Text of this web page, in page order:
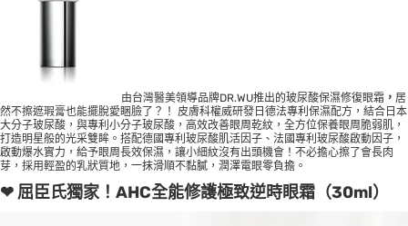
由台灣醫美領導品牌DR.WU推出的玻尿酸保濕修復眼霜 ， 居
然不擦遮瑕膏也能擺脫愛睏臉了？！ 皮膚科權威研發日德法專利保濕配方，結合日本
大分子玻尿酸，與專利小分子玻尿酸，高效改善眼周乾紋，全方位保養眼周脆弱肌，
打造明星般的光采雙眸。搭配德國專利玻尿酸肌活因子、法國專利玻尿酸啟動因子，
啟動爆水實力，給予眼周長效保濕，讓小細紋沒有出頭機會！不必擔心擦了會長肉
芽，採用輕盈的乳狀質地，一抹滑順不黏膩，潤澤電眼零負擔。
❤ 屈臣氏獨家！AHC全能修護極致逆時眼霜（30ml）